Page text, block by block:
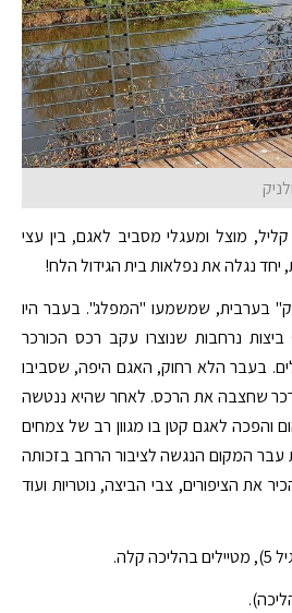
קליל, מוצל ומעגלי מסביב לאגם, בין עצי
יחד נגלה את נפלאות בית הגידול הלח!
בערבית, שמשמעו "המפלג". בעבר היו
נרחבות שנוצרו עקב רכס הכורכר
בעבר הלא רחוק, האגם היפה, שסביבו
שחצבה את הרכס. לאחר שהיא ננטשה
לאגם קטן בו מגוון רב של צמחים
עבר המקום הנגשה לציבור הרחב בזכותה
את הציפורים, צבי הביצה, נוטריות ועוד